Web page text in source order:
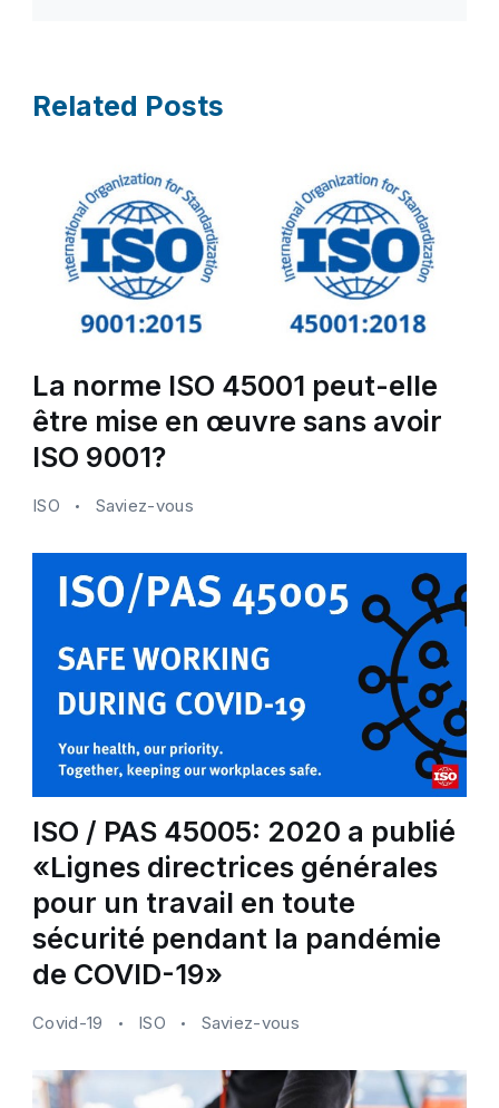
Related Posts
La norme ISO 45001 peut-elle
être mise en œuvre sans avoir
ISO 9001?
ISO Saviez-vous
ISO / PAS 45005: 2020 a publié
«Lignes directrices générales
pour un travail en toute
sécurité pendant la pandémie
de COVID-19»
Covid-19 ISO Saviez-vous